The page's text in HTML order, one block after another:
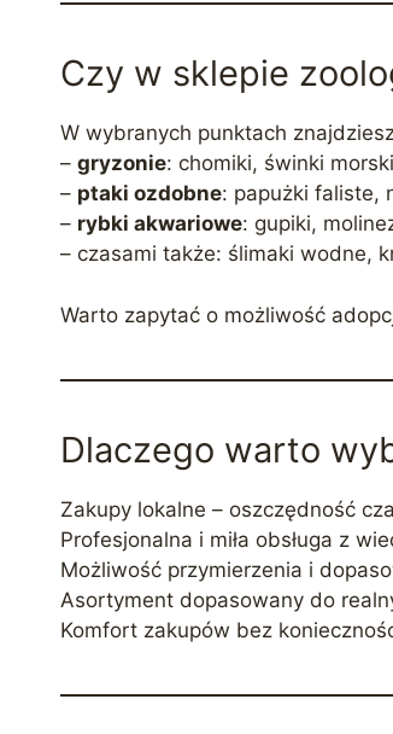
Czy w sklepie
W wybranych punktach
– gryzonie: chomiki, świnki
– ptaki ozdobne: papużki faliste,
– rybki akwariowe: gupiki,
– czasami także: ślimaki wodne,
Warto zapytać o możliwość
Dlaczego warto
Zakupy lokalne – oszczędność
Profesjonalna i miła obsługa z
Możliwość przymierzenia i
Asortyment dopasowany do
Komfort zakupów bez